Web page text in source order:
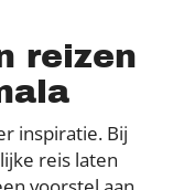
reizen
inspiratie. Bij
reis laten